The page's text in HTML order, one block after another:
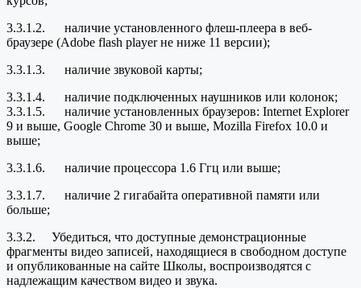
3.3.1.2. наличие установленного флеш-плеера в веб-
браузере (Adobe flash player не ниже 11 версии);
3.3.1.3. наличие звуковой карты;
3.3.1.4. наличие подключенных наушников или колонок;
3.3.1.5. наличие установленных браузеров: Internet Explorer
9 и выше, Google Chrome 30 и выше, Mozilla Firefox 10.0 и
выше;
3.3.1.6. наличие процессора 1.6 Ггц или выше;
3.3.1.7. наличие 2 гигабайта оперативной памяти или
больше;
3.3.2. Убедиться, что доступные демонстрационные
фрагменты видео записей, находящиеся в свободном доступе
и опубликованные на сайте Школы, воспроизводятся с
надлежащим качеством видео и звука.